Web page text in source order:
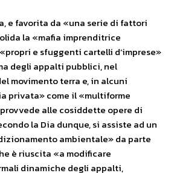
e favorita da «una serie di fattori
la «mafia imprenditrice
e sfuggenti cartelli d’imprese»
degli appalti pubblici, nel
movimento terra e, in alcuni
privata» come il «multiforme
alle cosiddette opere di
la Dia dunque, si assiste ad un
ambientale» da parte
è riuscita «a modificare
dinamiche degli appalti,